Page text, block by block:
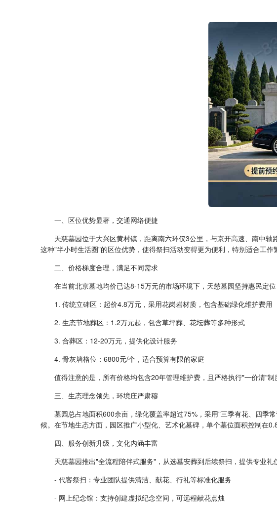
一、区位优势显著，交通网络便捷
天慈墓园位于大兴区黄村镇，距离南六环仅3公里，与京开高速、南中轴
这种"半小时生活圈"的区位优势，使得祭扫活动变得更为便利，特别适合工
二、价格梯度合理，满足不同需求
在当前北京墓地均价已达8-15万元的市场环境下， 天慈墓园坚持惠民定
1. 传统立碑区：起价4.8万元，采用花岗岩材质，包含基础绿化维护费用
2. 生态节地葬区：1.2万元起，包含草坪葬、花坛葬等多种形式
3. 合葬区：12-20万元，提供化设计服务
4. 骨灰墙格位：6800元/个，适合预算有限的家庭
值得注意的是，所有价格均包含20年管理维护费，且严格执行"一价清"
三、生态理念领先，环境庄严肃穆
墓园总占地面积600余亩，绿化覆盖率超过75%，采用"三季有花、四季
候。在节地生态方面，园区推广小型化、艺术化墓碑，单个墓位面积控制在
四、服务创新升级，文化内涵丰富
天慈墓园推出"全流程陪伴式服务"，从选墓安葬到后续祭扫，提供专业礼
- 代客祭扫：专业团队提供清洁、献花、行礼等标准化服务
- 网上纪念馆：支持创建虚拟纪念空间，可远程献花点烛